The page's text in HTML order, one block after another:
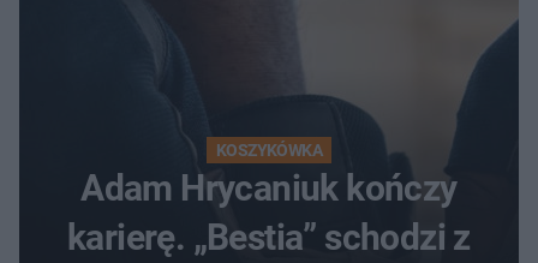
KOSZYKÓWKA
Adam Hrycaniuk kończy
karierę. „Bestia” schodzi z